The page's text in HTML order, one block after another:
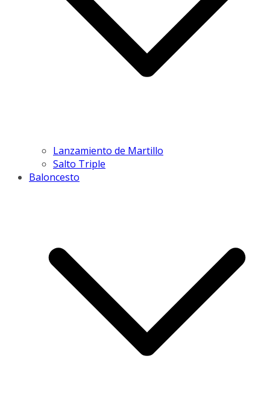
Lanzamiento de Martillo
Salto Triple
Baloncesto